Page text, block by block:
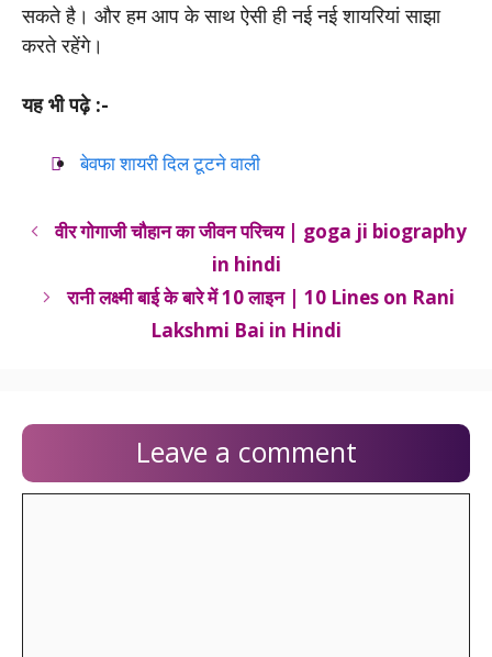
सकते है। और हम आप के साथ ऐसी ही नई नई शायरियां साझा
करते रहेंगे।
यह भी पढ़े :-
बेवफा शायरी दिल टूटने वाली
वीर गोगाजी चौहान का जीवन परिचय | goga ji biography
in hindi
रानी लक्ष्मी बाई के बारे में 10 लाइन | 10 Lines on Rani
Lakshmi Bai in Hindi
Leave a comment